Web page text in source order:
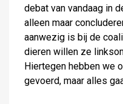
debat van vandaag in
alleen maar
aanwezig is bij de
dieren willen ze
Hiertegen hebben we
gevoerd, maar alles